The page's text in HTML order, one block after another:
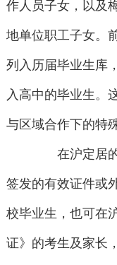
作人员子女，以及
地单位职工子女。
列入历届毕业生库
入高中的毕业生。
与区域合作下的特
在沪定居的
签发的有效证件或
校毕业生，也可在
证》的考生及家长